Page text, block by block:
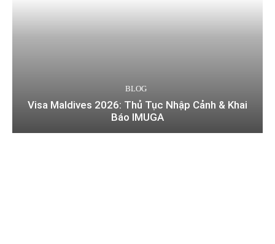
BLOG
Visa Maldives 2026: Thủ Tục Nhập Cảnh & Khai
Báo IMUGA